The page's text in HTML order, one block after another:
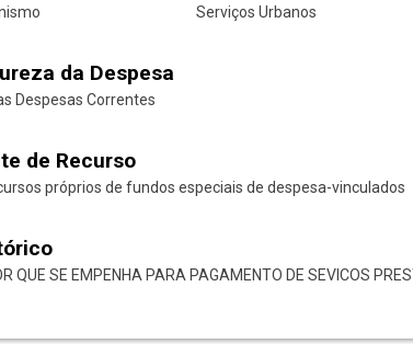
Serviços Urbanos
da Despesa
Despesas Correntes
de Recurso
próprios de fundos especiais de despesa-vinculados
QUE SE EMPENHA PARA PAGAMENTO DE SEVICOS